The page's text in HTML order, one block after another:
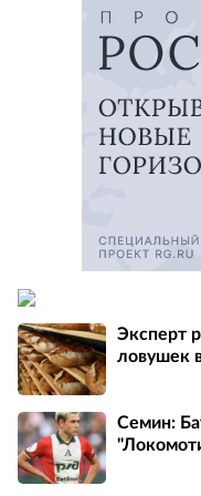
Эксперт
ловушек
Семин: